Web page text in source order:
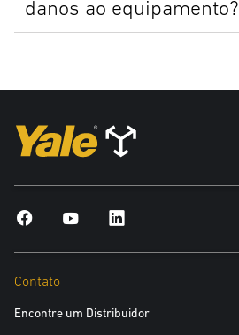
danos ao equipamento?
Contato
Encontre um Distribuidor